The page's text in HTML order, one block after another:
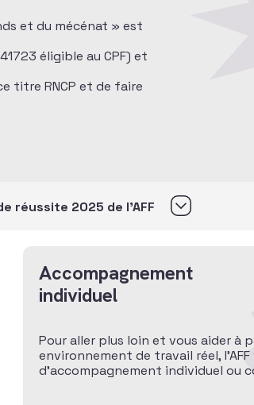
et du mécénat » est
éligible au CPF) et
titre RNCP et de faire
réussite 2025 de l’AFF
Accompagnement
individuel
Pour aller plus loin et vous aider à
environnement de travail réel,
d’accompagnement individuel ou